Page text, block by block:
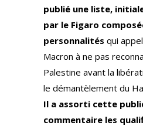
publié une liste,
par le Figaro
personnalités qui
Macron à ne pas
Palestine avant la
le démantèlement du
Il a assorti cette
commentaire les